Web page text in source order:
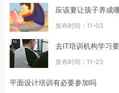
应该要让孩子养成
发布时间：11-03
去IT培训机构学习
发布时间：11-23
平面设计培训有必要参加吗